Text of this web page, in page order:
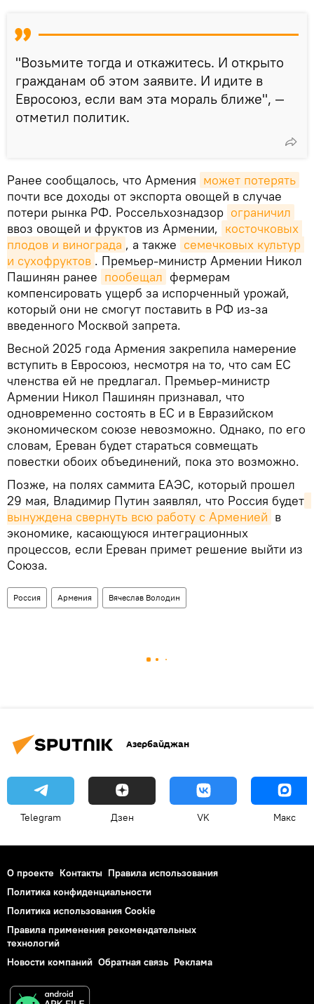
"Возьмите тогда и откажитесь. И открыто
гражданам об этом заявите. И идите в
Евросоюз, если вам эта мораль ближе", —
отметил политик.
Ранее сообщалось, что Армения может потерять
почти все доходы от экспорта овощей в случае
потери рынка РФ. Россельхознадзор ограничил
ввоз овощей и фруктов из Армении, косточковых
плодов и винограда , а также семечковых культур
и сухофруктов . Премьер-министр Армении Никол
Пашинян ранее пообещал фермерам
компенсировать ущерб за испорченный урожай,
который они не смогут поставить в РФ из-за
введенного Москвой запрета.
Весной 2025 года Армения закрепила намерение
вступить в Евросоюз, несмотря на то, что сам ЕС
членства ей не предлагал. Премьер-министр
Армении Никол Пашинян признавал, что
одновременно состоять в ЕС и в Евразийском
экономическом союзе невозможно. Однако, по его
словам, Ереван будет стараться совмещать
повестки обоих объединений, пока это возможно.
Позже, на полях саммита ЕАЭС, который прошел
29 мая, Владимир Путин заявлял, что Россия будет
вынуждена свернуть всю работу с Арменией в
экономике, касающуюся интеграционных
процессов, если Ереван примет решение выйти из
Союза.
Россия Армения Вячеслав Володин
Азербайджан
Telegram Дзен VK Макс
О проекте Контакты Правила использования
Политика конфиденциальности
Политика использования Cookie
Правила применения рекомендательных
технологий
Новости компаний Обратная связь Реклама